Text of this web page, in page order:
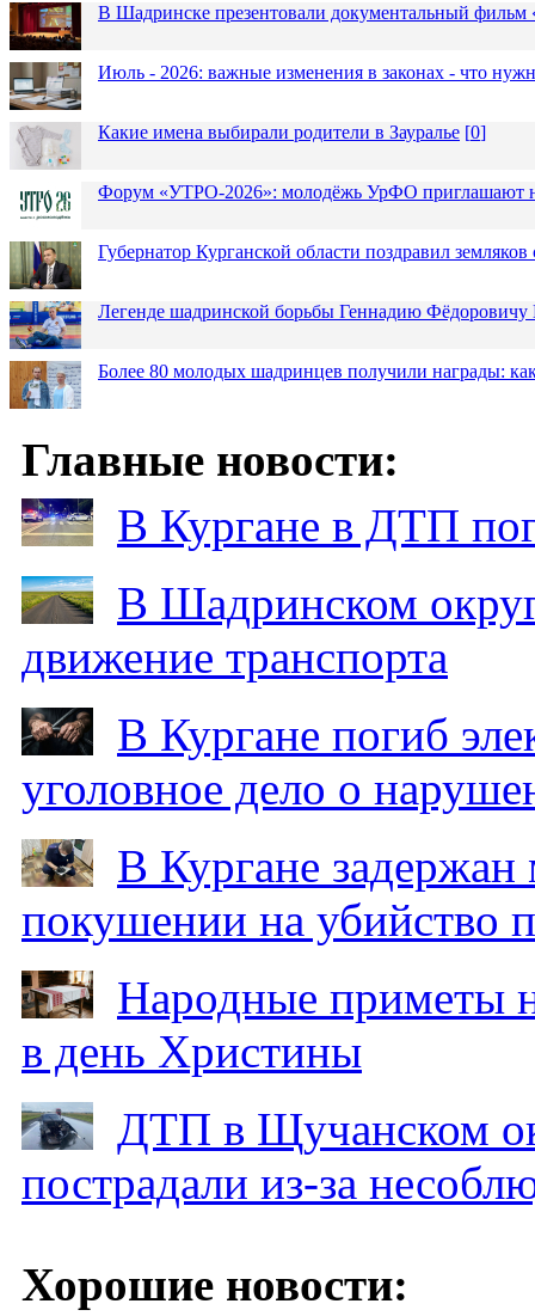
В Шадринске презентовали документальный
Июль - 2026: важные изменения в законах - что
Какие имена выбирали родители в Зауралье [0]
Форум «УТРО-2026»: молодёжь УрФО приглашают
Губернатор Курганской области поздравил
Легенде шадринской борьбы Геннадию Фёдоровичу
Более 80 молодых шадринцев получили награды:
Главные новости:
В Кургане в ДТП
В Шадринском
движение транспорта
В Кургане погиб
уголовное дело о
В Кургане
покушении на убийство
Народные приметы
в день Христины
ДТП в Щучанском
пострадали из-за
Хорошие новости: